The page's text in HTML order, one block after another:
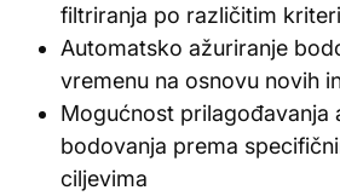
filtriranja po različitim
Automatsko ažuriranje
vremenu na osnovu novih
Mogućnost prilagođavanja
bodovanja prema
ciljevima